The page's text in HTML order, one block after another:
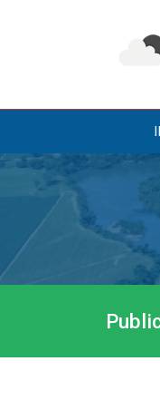
Institucional
A Prefeitura
Gabinete do
História do